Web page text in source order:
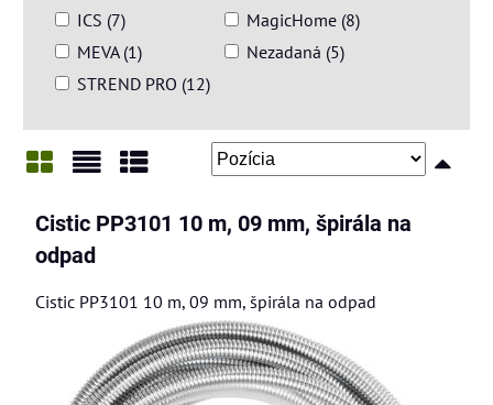
ICS (7)
MagicHome (8)
MEVA (1)
Nezadaná (5)
STREND PRO (12)
Cistic PP3101 10 m, 09 mm, špirála na
odpad
Cistic PP3101 10 m, 09 mm, špirála na odpad